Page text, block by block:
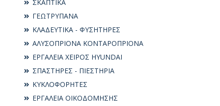
ΣΚΑΠΤΙΚΑ
ΓΕΩΤΡΥΠΑΝΑ
ΚΛΑΔΕΥΤΙΚΑ - ΦΥΣΗΤΗΡΕΣ
ΑΛΥΣΟΠΡΙΟΝΑ ΚΟΝΤΑΡΟΠΡΙΟΝΑ
ΕΡΓΑΛΕΙΑ ΧΕΙΡΟΣ HYUNDAI
ΣΠΑΣΤΗΡΕΣ - ΠΙΕΣΤΗΡΙΑ
ΚΥΚΛΟΦΟΡΗΤΕΣ
ΕΡΓΑΛΕΙΑ ΟΙΚΟΔΟΜΗΣΗΣ